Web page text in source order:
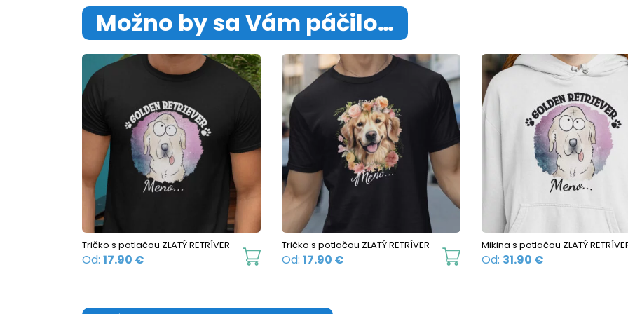
Možno by sa Vám páčilo…
Tričko s potlačou ZLATÝ RETRÍVER
Od: 17.90 €
This
Tričko s potlačou ZLATÝ RETRÍVER
Od: 17.90 €
This
Mikina s potlačou ZLATÝ
Od: 31.90 €